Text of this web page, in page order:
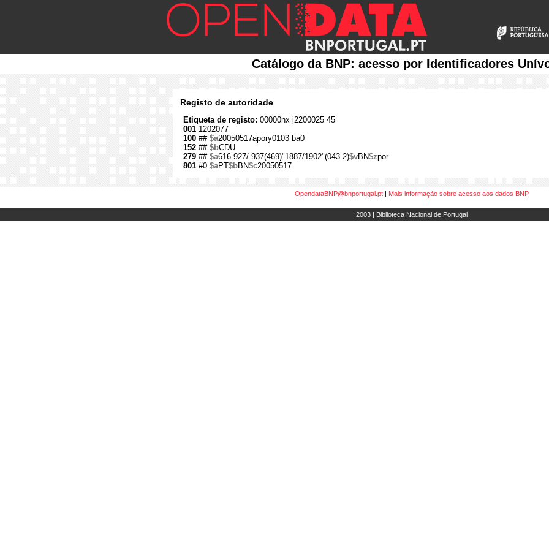
Catálogo da BNP: acesso por Identificadores
Registo de autoridade
Etiqueta de registo: 00000nx j2200025 45
001 1202077
100 ## $a20050517apory0103 ba0
152 ## $bCDU
279 ## $a616.927/.937(469)"1887/1902"(043.2)$vBN$zpor
801 #0 $aPT$bBN$c20050517
OpendataBNP@bnportugal.pt | Mais informação sobre acesso aos dados BNP
2003 | Biblioteca Nacional de Portugal